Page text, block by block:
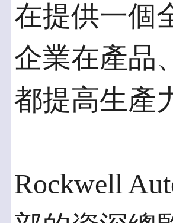
在提供一個
企業在產品
都提高生產
Rockwell